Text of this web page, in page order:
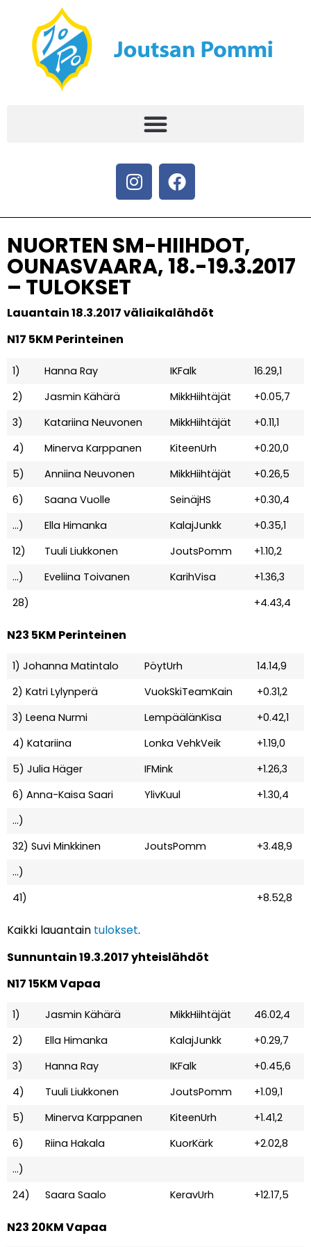
NUORTEN SM-HIIHDOT,
OUNASVAARA, 18.-19.3.2017
– TULOKSET
Lauantain 18.3.2017 väliaikalähdöt
N17 5KM Perinteinen
1) Hanna Ray IKFalk
16.29,1
2)
Jasmin Kähärä MikkHiihtäjät
+0.05,7
3)
Katariina Neuvonen MikkHiihtäjät
+0.11,1
4)
Minerva Karppanen KiteenUrh
+0.20,0
5)
Anniina Neuvonen MikkHiihtäjät
+0.26,5
6)
Saana Vuolle SeinäjHS
+0.30,4
…)
Ella Himanka KalajJunkk
+0.35,1
12)
Tuuli Liukkonen JoutsPomm
+1.10,2
…)
Eveliina Toivanen KarihVisa
+1.36,3
28)
+4.43,4
N23 5KM Perinteinen
1) Johanna Matintalo PöytUrh
14.14,9
2) Katri Lylynperä
VuokSkiTeamKain
+0.31,2
3) Leena Nurmi
LempäälänKisa
+0.42,1
4) Katariina
Lonka VehkVeik
+1.19,0
5) Julia Häger
IFMink
+1.26,3
6) Anna-Kaisa Saari
YlivKuul
+1.30,4
…)
32) Suvi Minkkinen
JoutsPomm
+3.48,9
…)
41)
+8.52,8
Kaikki lauantain tulokset.
Sunnuntain 19.3.2017 yhteislähdöt
N17 15KM Vapaa
1) Jasmin Kähärä MikkHiihtäjät
46.02,4
2)
Ella Himanka KalajJunkk
+0.29,7
3)
Hanna Ray IKFalk
+0.45,6
4)
Tuuli Liukkonen JoutsPomm
+1.09,1
5)
Minerva Karppanen KiteenUrh
+1.41,2
6)
Riina Hakala KuorKärk
+2.02,8
…)
24)
Saara Saalo KeravUrh +12.17,5
N23 20KM Vapaa